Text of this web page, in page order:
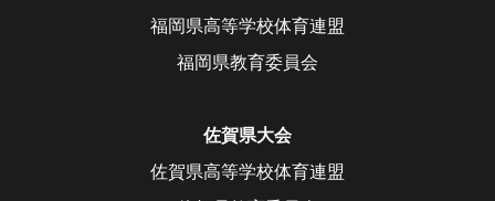
福岡県高等学校体育連盟
福岡県教育委員会
佐賀県大会
佐賀県高等学校体育連盟